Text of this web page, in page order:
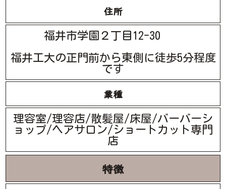
住所
福井市学園２丁目12-30
福井工大の正門前から東側に徒歩5分程度
です
業種
理容室/理容店/散髪屋/床屋/バーバーシ
ョップ/ヘアサロン/ショートカット専門
店
特徴